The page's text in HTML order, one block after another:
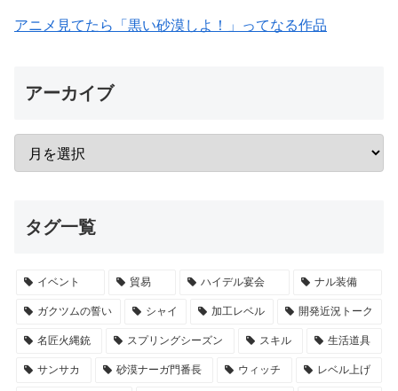
アニメ見てたら「黒い砂漠しよ！」ってなる作品
アーカイブ
タグ一覧
イベント 貿易 ハイデル宴会 ナル装備
ガクツムの誓い シャイ 加工レベル 開発近況トーク
名匠火縄銃 スプリングシーズン スキル 生活道具
サンサカ 砂漠ナーガ門番長 ウィッチ レベル上げ